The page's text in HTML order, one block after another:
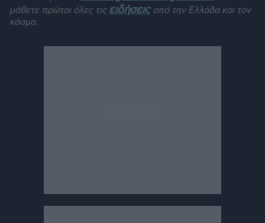
μάθετε πρώτοι όλες τις ειδήσειςαπό την Ελλάδα και τον
κόσμο.